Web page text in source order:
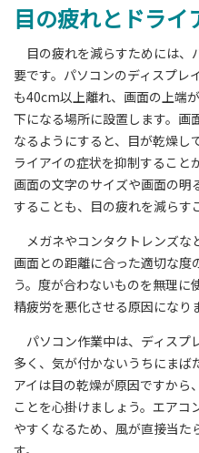
目の疲れとドライ
目の疲れを減らすためには、
要です。パソコンのディスプレ
も40cm以上離れ、画面の上端
下になる場所に設置します。画
なるようにすると、目が乾燥し
ライアイの症状を抑制すること
画面の文字のサイズや画面の
することも、目の疲れを減らす
メガネやコンタクトレンズな
画面との距離に合った適切な度
う。度が合わないものを無理に
精疲労を悪化させる原因になり
パソコン作業中は、ディスプ
多く、気が付かないうちにまば
アイは目の乾燥が原因ですから
ことを心掛けましょう。エアコ
やすくなるため、風が直接当た